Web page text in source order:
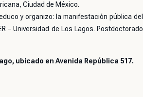
Ciudad de México.
y organizo: la manifestación pública del
– Universidad de Los Lagos. Postdoctorado
ubicado en Avenida República 517.